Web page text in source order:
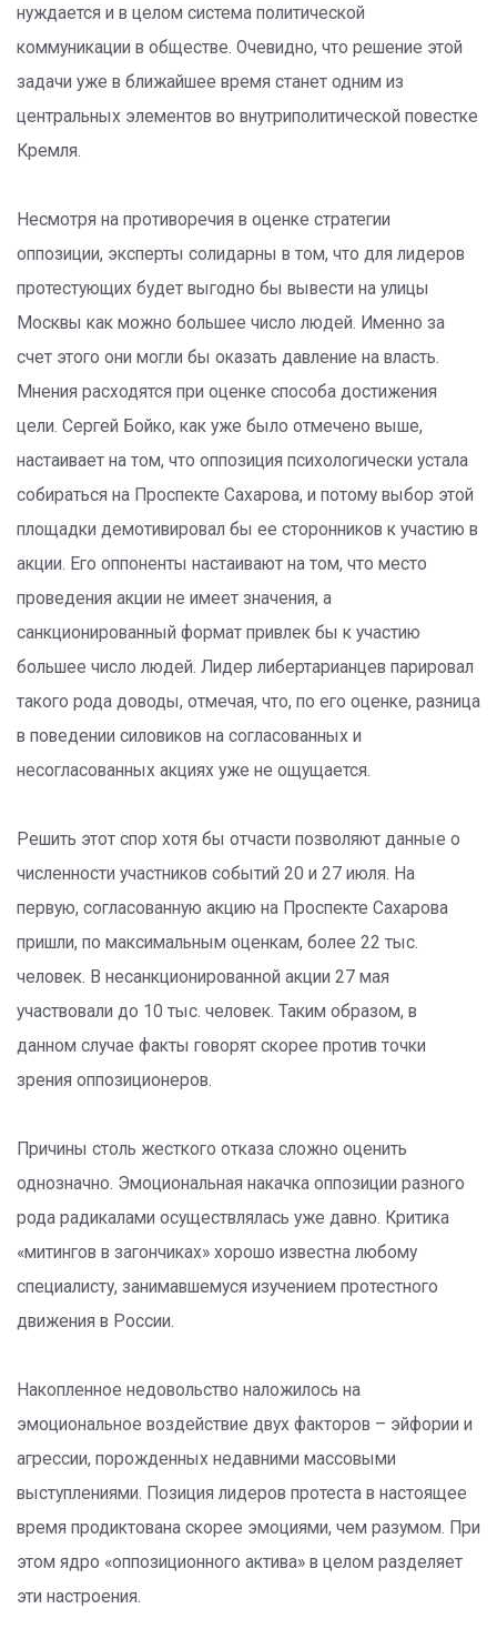
нуждается и в целом система политической
коммуникации в обществе. Очевидно, что решение этой
задачи уже в ближайшее время станет одним из
центральных элементов во внутриполитической повестке
Кремля.
Несмотря на противоречия в оценке стратегии
оппозиции, эксперты солидарны в том, что для лидеров
протестующих будет выгодно бы вывести на улицы
Москвы как можно большее число людей. Именно за
счет этого они могли бы оказать давление на власть.
Мнения расходятся при оценке способа достижения
цели. Сергей Бойко, как уже было отмечено выше,
настаивает на том, что оппозиция психологически устала
собираться на Проспекте Сахарова, и потому выбор этой
площадки демотивировал бы ее сторонников к участию в
акции. Его оппоненты настаивают на том, что место
проведения акции не имеет значения, а
санкционированный формат привлек бы к участию
большее число людей. Лидер либертарианцев парировал
такого рода доводы, отмечая, что, по его оценке, разница
в поведении силовиков на согласованных и
несогласованных акциях уже не ощущается.
Решить этот спор хотя бы отчасти позволяют данные о
численности участников событий 20 и 27 июля. На
первую, согласованную акцию на Проспекте Сахарова
пришли, по максимальным оценкам, более 22 тыс.
человек. В несанкционированной акции 27 мая
участвовали до 10 тыс. человек. Таким образом, в
данном случае факты говорят скорее против точки
зрения оппозиционеров.
Причины столь жесткого отказа сложно оценить
однозначно. Эмоциональная накачка оппозиции разного
рода радикалами осуществлялась уже давно. Критика
«митингов в загончиках» хорошо известна любому
специалисту, занимавшемуся изучением протестного
движения в России.
Накопленное недовольство наложилось на
эмоциональное воздействие двух факторов – эйфории и
агрессии, порожденных недавними массовыми
выступлениями. Позиция лидеров протеста в настоящее
время продиктована скорее эмоциями, чем разумом. При
этом ядро «оппозиционного актива» в целом разделяет
эти настроения.